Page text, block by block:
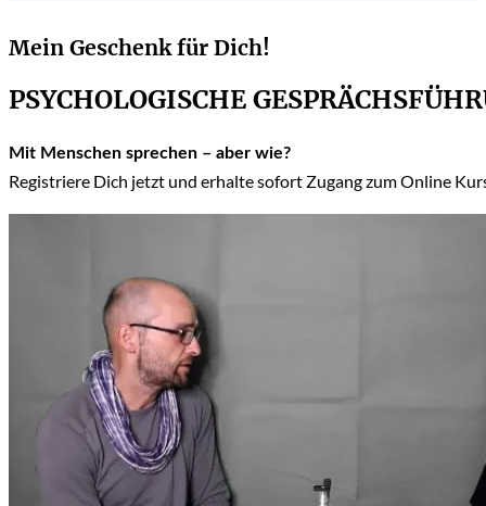
Mein Geschenk für Dich!
PSYCHOLOGISCHE
Mit Menschen sprechen – aber wie?
Registriere Dich jetzt und erhalte sofort Zugang zum Online